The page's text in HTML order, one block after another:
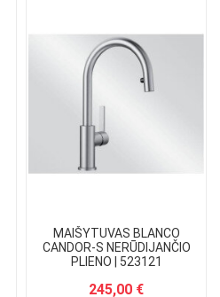
MAIŠYTUVAS BLANCO
CANDOR-S NERŪDIJANČIO
PLIENO | 523121
245,00 €